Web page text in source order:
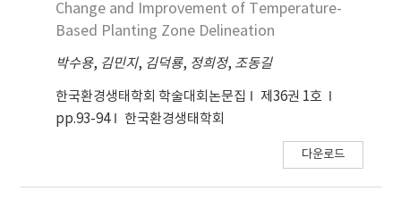
Change and Improvement of Temperature-
Based Planting Zone Delineation
박수용, 김민지, 김덕룡, 정희정, 조동길
한국환경생태학회 학술대회논문집
제36권 1호
pp.93-94
한국환경생태학회
다운로드